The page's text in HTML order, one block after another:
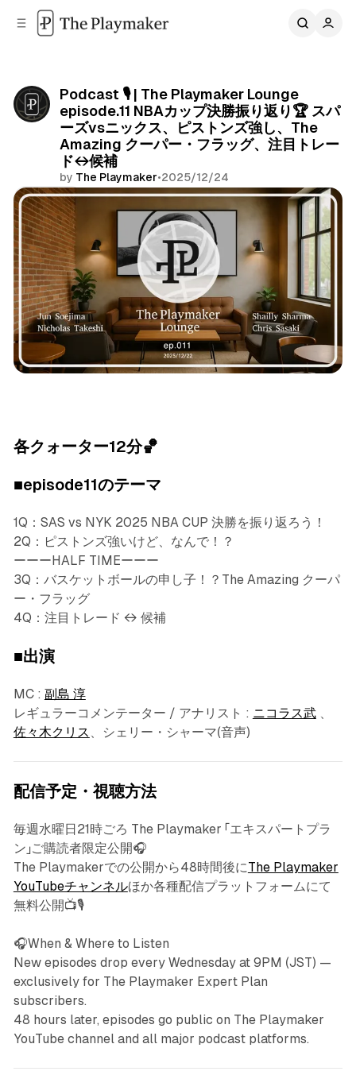
Podcast 🎙️ | The Playmaker Lounge
episode.11 NBAカップ決勝振り返り🏆 スパ
ーズvsニックス、ピストンズ強し、The
Amazing クーパー・フラッグ、注目トレー
ド↔️候補
by The Playmaker•2025/12/24
Share
The Playmaker Lounge
各クォーター12分🏀
■episode11のテーマ
1Q：SAS vs NYK 2025 NBA CUP 決勝を振り返ろう！
2Q：ピストンズ強いけど、なんで！？
ーーーHALF TIMEーーー
3Q：バスケットボールの申し子！？The Amazing クーパ
ー・フラッグ
4Q：注目トレード ↔️ 候補
■出演
MC : 副島 淳
レギュラーコメンテーター / アナリスト : ニコラス武、
佐々木クリス 、シェリー・シャーマ(音声)
配信予定・視聴方法
毎週水曜日21時ごろ The Playmaker 「エキスパートプラ
ン」ご購読者限定公開🎧
The Playmakerでの公開から48時間後にThe Playmaker
YouTubeチャンネルほか各種配信プラットフォームにて
無料公開📺🎙️
🎧When & Where to Listen
New episodes drop every Wednesday at 9PM (JST) —
exclusively for The Playmaker Expert Plan
subscribers.
48 hours later, episodes go public on The Playmaker
YouTube channel and all major podcast platforms.